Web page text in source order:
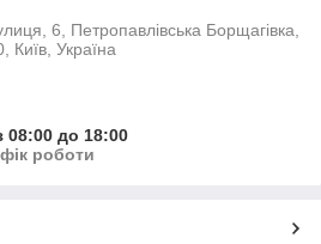
6, Петропавлівська Борщагівка,
Київ, Україна
08:00 до 18:00
роботи